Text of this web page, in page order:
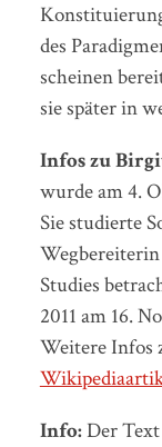
des
scheinen
sie später in
Infos zu
wurde am 4.
Sie studierte
Studies
2011 am 16.
Weitere Infos
Info:Der